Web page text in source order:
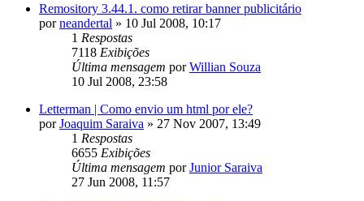
Remository 3.44.1. como retirar banner publicitário
porneandertal » 10 Jul 2008, 10:17
1 Respostas
7118 Exibições
Última mensagem porWillian Souza
10 Jul 2008, 23:58
Letterman | Como envio um html por ele?
porJoaquim Saraiva » 27 Nov 2007, 13:49
1 Respostas
6655 Exibições
Última mensagem porJunior Saraiva
27 Jun 2008, 11:57